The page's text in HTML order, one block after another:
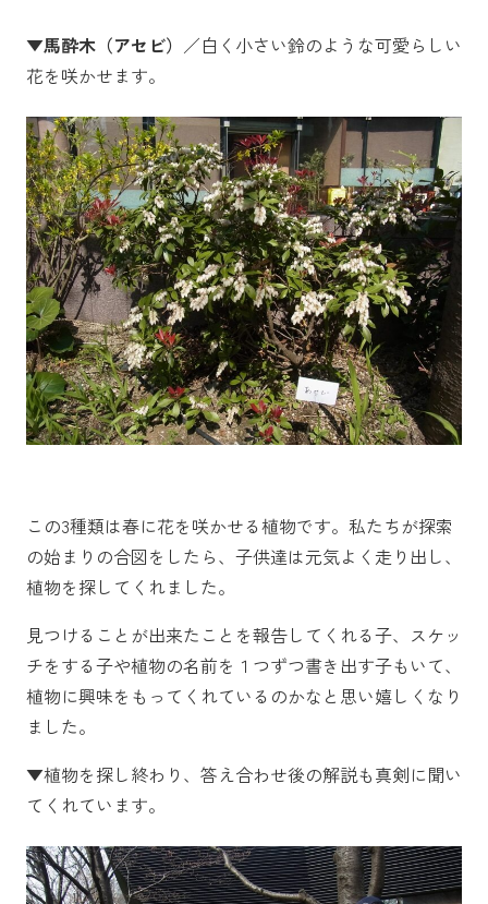
▼馬酔木（アセビ） ／白く小さい鈴のような可愛らしい
花を咲かせます。
この3種類は春に花を咲かせる植物です。私たちが探索
の始まりの合図をしたら、子供達は元気よく走り出し、
植物を探してくれました。
見つけることが出来たことを報告してくれる子、スケッ
チをする子や植物の名前を１つずつ書き出す子もいて、
植物に興味をもってくれているのかなと思い嬉しくなり
ました。
▼植物を探し終わり、答え合わせ後の解説も真剣に聞い
てくれています。